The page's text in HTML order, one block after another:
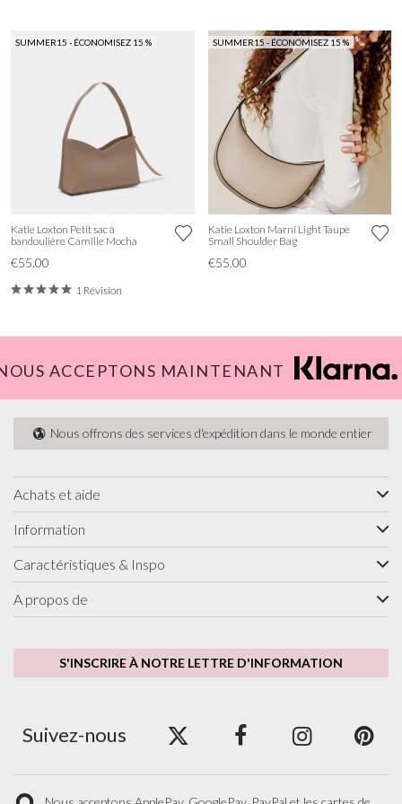
SUMMER15 - ÉCONOMISEZ 15 %
Katie Loxton Petit sac à
bandoulière Camille Mocha
€55.00
1 Révision
SUMMER15 - ÉCONOMISEZ 15 %
Katie Loxton Marni Light Taupe
Small Shoulder Bag
€55.00
ACCEPTONS MAINTENANT
Nous offrons des services d'expédition dans le monde entier
Achats et aide
Information
Caractéristiques & Inspo
A propos de
S'INSCRIRE À NOTRE LETTRE D'INFORMATION
Suivez-nous